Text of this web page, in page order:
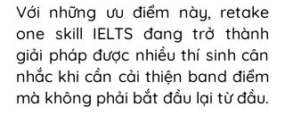
Với những ưu điểm này, retake
one skill IELTS đang trở thành
giải pháp được nhiều thí sinh cân
nhắc khi cần cải thiện band điểm
mà không phải bắt đầu lại từ đầu.